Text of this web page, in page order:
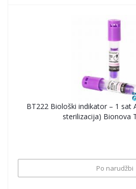
BT222 Biološki indikator – 1 sat
sterilizacija) Bionova
Po narudžbi